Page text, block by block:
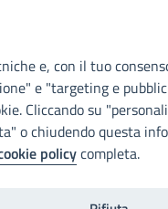
e, con il tuo
e "targeting e
Cliccando su
o chiudendo questa
policycompleta.